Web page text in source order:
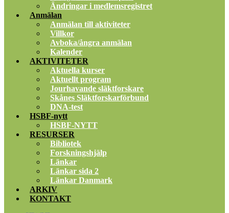
Ändringar i medlemsregistret
Anmälan
Anmälan till aktiviteter
Villkor
Avboka/ångra anmälan
Kalender
AKTIVITETER
Aktuella kurser
Aktuellt program
Jourhavande släktforskare
Skånes Släktforskarförbund
DNA-test
HSBF-nytt
HSBF-NYTT
RESURSER
Bibliotek
Forskningshjälp
Länkar
Länkar sida 2
Länkar Danmark
ARKIV
KONTAKT